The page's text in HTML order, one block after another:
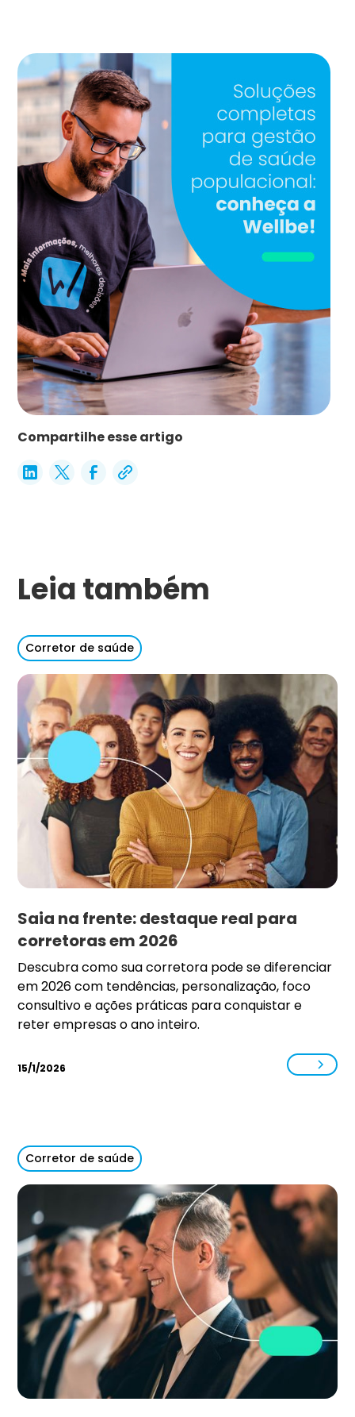
Compartilhe esse artigo
Leia também
Corretor de saúde
Saia na frente: destaque real para
corretoras em 2026
Descubra como sua corretora pode se diferenciar
em 2026 com tendências, personalização, foco
consultivo e ações práticas para conquistar e
reter empresas o ano inteiro.
15/1/2026
Corretor de saúde